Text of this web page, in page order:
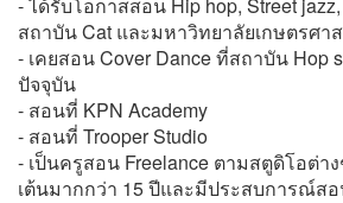
สถาบัน Cat และมหาวิทยาลัยเกษตรศา
- เคยสอน Cover Dance ที่สถาบัน Hop
ปัจจุบัน
- สอนที่ KPN Academy
- สอนที่ Trooper Studio
- เป็นครูสอน Freelance ตามสตูดิโอต่า
เต้นมากกว่า 15 ปีและมีประสบการณ์ส